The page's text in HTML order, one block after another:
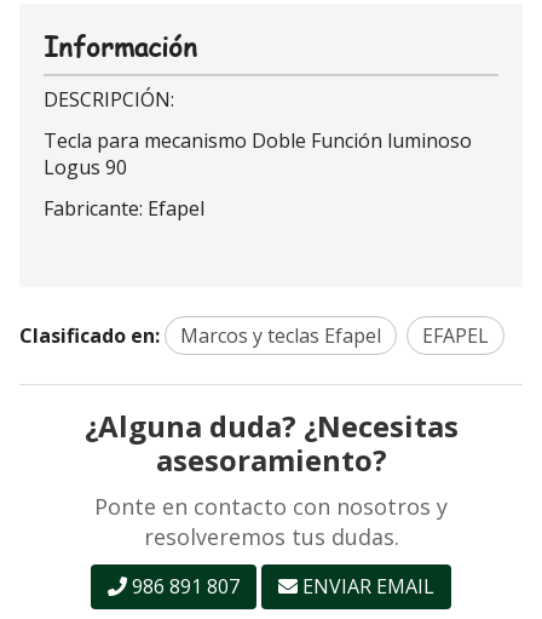
Información
DESCRIPCIÓN:
Tecla para mecanismo Doble Función luminoso
Logus 90
Fabricante: Efapel
Clasificado en: Marcos y teclas Efapel EFAPEL
¿Alguna duda? ¿Necesitas
asesoramiento?
Ponte en contacto con nosotros y
resolveremos tus dudas.
986 891 807 ENVIAR EMAIL